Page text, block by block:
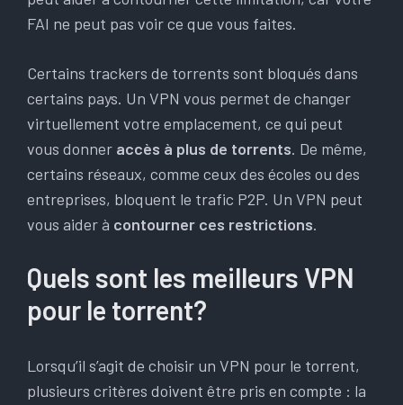
FAI ne peut pas voir ce que vous faites.
Certains trackers de torrents sont bloqués dans
certains pays. Un VPN vous permet de changer
virtuellement votre emplacement, ce qui peut
vous donner accès à plus de torrents. De même,
certains réseaux, comme ceux des écoles ou des
entreprises, bloquent le trafic P2P. Un VPN peut
vous aider à contourner ces restrictions.
Quels sont les meilleurs VPN
pour le torrent?
Lorsqu’il s’agit de choisir un VPN pour le torrent,
plusieurs critères doivent être pris en compte : la